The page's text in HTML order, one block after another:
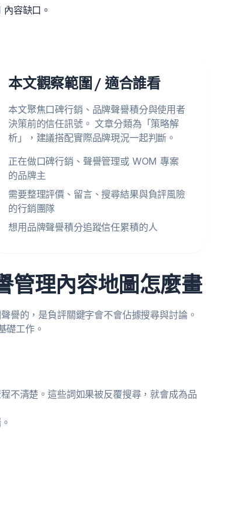
容缺口。
本文觀察範圍 / 適合誰看
本文聚焦口碑行銷、品牌聲譽積分與使用者
決策前的信任訊號。 文章分類為「策略解
析」，建議搭配實際品牌現況一起判斷。
正在做口碑行銷、聲譽管理或 WOM 專案
的品牌主
需要整理評價、留言、搜尋結果與負評風險
的行銷團隊
想用品牌聲譽積分追蹤信任累積的人
管理內容地圖怎麼畫
譽的，是負評關鍵字會不會佔據搜尋與討論。
礎工作。
不清楚。這些詞如果被反覆搜尋，就會成為品